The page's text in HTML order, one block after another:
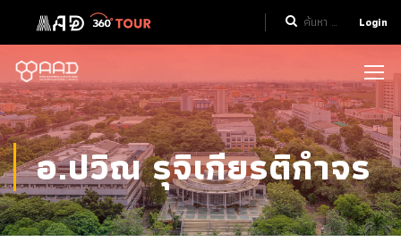
Login
อ.ปวิณ รุจิเกียรติกำจร